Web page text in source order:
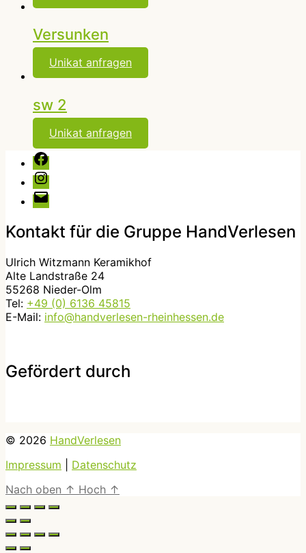
Versunken
Unikat anfragen
sw 2
Unikat anfragen
Facebook
Instagram
E-
Mail
Kontakt für die Gruppe HandVerlesen
Ulrich Witzmann Keramikhof
Alte Landstraße 24
55268 Nieder-Olm
Tel: +49 (0) 6136 45815
E-Mail: info@handverlesen-rheinhessen.de
Gefördert durch
© 2026 HandVerlesen
Impressum
Datenschutz
Nach oben ↑ Hoch ↑